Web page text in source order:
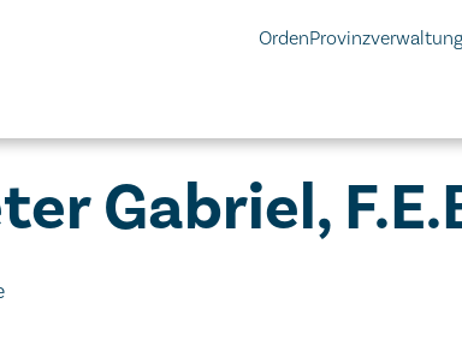
OrdenProvinzverwaltung
Gabriel,